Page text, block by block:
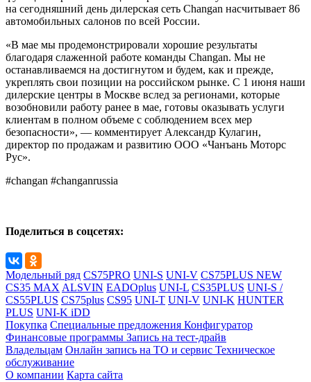
на сегодняшний день дилерская сеть Changan насчитывает 86
автомобильных салонов по всей России.
«В мае мы продемонстрировали хорошие результаты
благодаря слаженной работе команды Changan. Мы не
останавливаемся на достигнутом и будем, как и прежде,
укреплять свои позиции на российском рынке. С 1 июня наши
дилерские центры в Москве вслед за регионами, которые
возобновили работу ранее в мае, готовы оказывать услуги
клиентам в полном объеме с соблюдением всех мер
безопасности», — комментирует Александр Кулагин,
директор по продажам и развитию ООО «Чанъань Моторс
Рус».
#changan #changanrussia
Поделиться в соцсетях:
Модельный ряд CS75PRO UNI-S UNI-V CS75PLUS NEW
CS35 MAX ALSVIN EADOplus UNI-L CS35PLUS UNI-S /
CS55PLUS CS75plus CS95 UNI-T UNI-V UNI-K HUNTER
PLUS UNI-K iDD
Покупка Специальные предложения Конфигуратор
Финансовые программы Запись на тест-драйв
Владельцам Онлайн запись на ТО и сервис Техническое
обслуживание
О компании Карта сайта